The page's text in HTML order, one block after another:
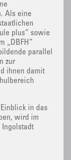
Als eine
plus“ sowie
„DBFH“
parallel
zur
ihnen damit
in das
wird im
Ingolstadt